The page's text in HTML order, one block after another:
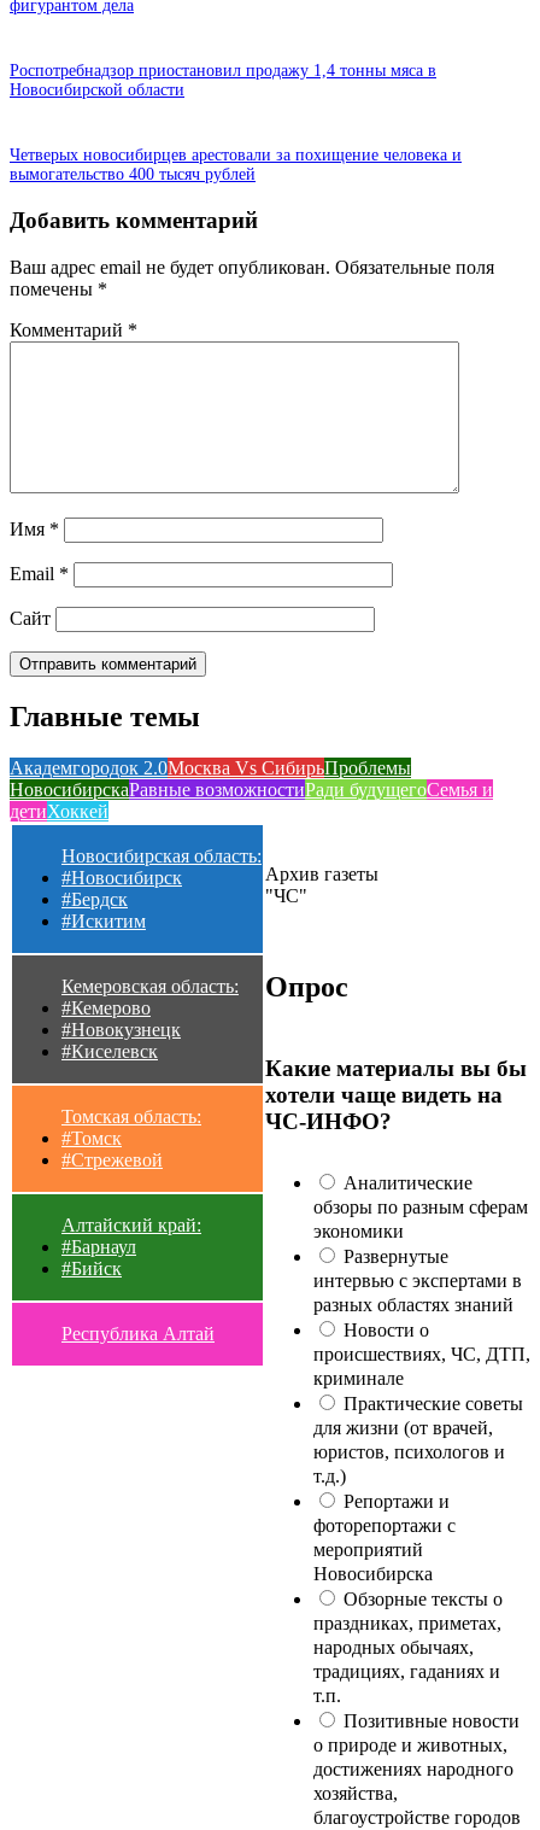
фигурантом дела
Роспотребнадзор приостановил продажу 1,4 тонны мяса в
Новосибирской области
Четверых новосибирцев арестовали за похищение человека и
вымогательство 400 тысяч рублей
Добавить комментарий
Ваш адрес email не будет опубликован. Обязательные поля
помечены *
Комментарий *
Имя *
Email *
Сайт
Главные темы
Академгородок 2.0Москва Vs СибирьПроблемы
НовосибирскаРавные возможностиРади будущегоСемья и
детиХоккей
Новосибирская область:
#Новосибирск
#Бердск
#Искитим
Кемеровская область:
#Кемерово
#Новокузнецк
#Киселевск
Томская область:
#Томск
#Стрежевой
Алтайский край:
#Барнаул
#Бийск
Республика Алтай
Архив газеты
"ЧС"
Опрос
Какие материалы вы бы
хотели чаще видеть на
ЧС-ИНФО?
Аналитические
обзоры по разным сферам
экономики
Развернутые
интервью с экспертами в
разных областях знаний
Новости о
происшествиях, ЧС, ДТП,
криминале
Практические советы
для жизни (от врачей,
юристов, психологов и
т.д.)
Репортажи и
фоторепортажи с
мероприятий
Новосибирска
Обзорные тексты о
праздниках, приметах,
народных обычаях,
традициях, гаданиях и
т.п.
Позитивные новости
о природе и животных,
достижениях народного
хозяйства,
благоустройстве городов